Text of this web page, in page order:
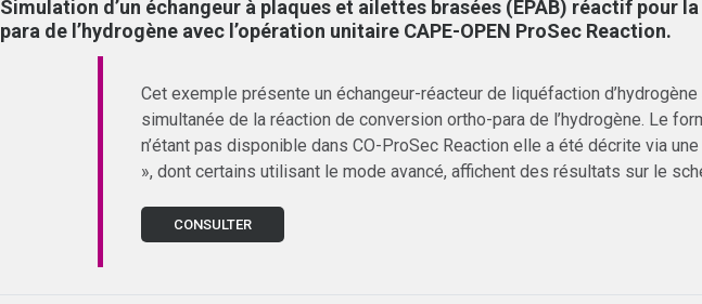
Simulation d’un échangeur à plaques et ailettes brasées (EPAB) réactif pour
para de l’hydrogène avec l’opération unitaire CAPE-OPEN ProSec Reaction.
Cet exemple présente un échangeur-réacteur de liquéfaction
simultanée de la réaction de conversion ortho-para de l’hydrogène. Le
n’étant pas disponible dans CO-ProSec Reaction elle a été décrite via
», dont certains utilisant le mode avancé, affichent des résultats sur le
CONSULTER